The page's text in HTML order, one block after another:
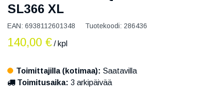
SL366 XL
EAN: 6938112601348 Tuotekoodi: 286436
140,00 € / kpl
Toimittajilla (kotimaa): Saatavilla
Toimitusaika: 3 arkipäivää